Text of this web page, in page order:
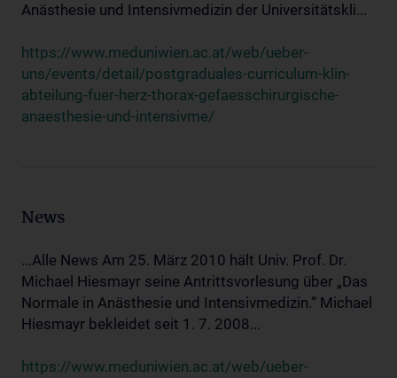
Anästhesie und Intensivmedizin der Universitätskli...
https://www.meduniwien.ac.at/web/ueber-
uns/events/detail/postgraduales-curriculum-klin-
abteilung-fuer-herz-thorax-gefaesschirurgische-
anaesthesie-und-intensivme/
News
...Alle News Am 25. März 2010 hält Univ. Prof. Dr.
Michael Hiesmayr seine Antrittsvorlesung über „Das
Normale in Anästhesie und Intensivmedizin.“ Michael
Hiesmayr bekleidet seit 1. 7. 2008...
https://www.meduniwien.ac.at/web/ueber-